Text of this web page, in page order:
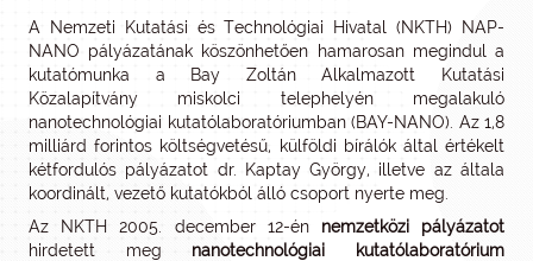
A Nemzeti Kutatási és Technológiai Hivatal (NKTH) NAP-
NANO pályázatának köszönhetően hamarosan megindul a
kutatómunka a Bay Zoltán Alkalmazott Kutatási
Közalapítvány miskolci telephelyén megalakuló
nanotechnológiai kutatólaboratóriumban (BAY-NANO). Az 1,8
milliárd forintos költségvetésű, külföldi bírálók által értékelt
kétfordulós pályázatot dr. Kaptay György, illetve az általa
koordinált, vezető kutatókból álló csoport nyerte meg.
Az NKTH 2005. december 12-én nemzetközi pályázatot
hirdetett meg nanotechnológiai kutatólaboratórium